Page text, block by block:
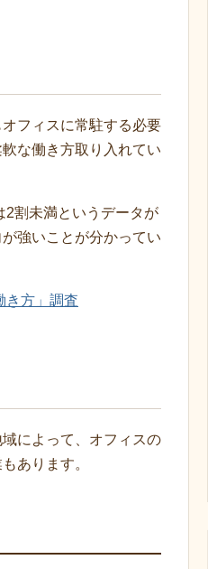
フィスに常駐する必要
な働き方取り入れてい
2割未満というデータが
強いことが分かってい
き方」調査
によって、オフィスの
あります。